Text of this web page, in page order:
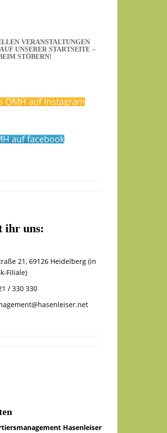
VERANSTALTUNGEN
UNSERER STARTSEITE –
STÖBERN!
QMH auf Instagram
auf facebook
ihr uns:
21, 69126 Heidelberg (in
Filiale)
/ 330 330
Hasenleiser